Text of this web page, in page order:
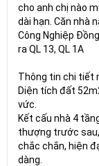
cho anh chị nào
dài hạn. Căn nhà
Công Nghiệp
ra QL 13, QL 1A
Thông tin chi tiết
Diện tích đất
vức.
Kết cấu nhà 4
thượng trước sau,
chắc chắn, hiện
dàng.